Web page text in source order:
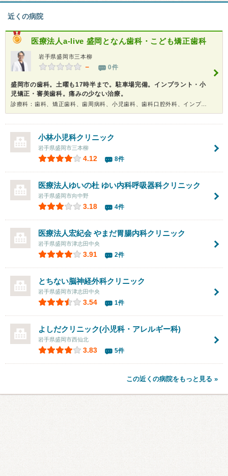
近くの病院
医療法人a-live 盛岡となん歯科・こども矯正歯科
岩手県盛岡市三本柳
－ 0件
盛岡市の歯科。土曜も17時半まで。駐車場完備。インプラント・小
児矯正・審美歯科。痛みの少ない治療。
診療科：歯科、矯正歯科、歯周病科、小児歯科、歯科口腔外科、インプラント、ホワイトニング
小林小児科クリニック
岩手県盛岡市三本柳
4.12 8件
医療法人ゆいの杜 ゆい内科呼吸器科クリニック
岩手県盛岡市向中野
3.18 4件
医療法人宏紀会やまだ胃腸内科クリニック
岩手県盛岡市津志田中央
3.91 2件
とちない脳神経外科クリニック
岩手県盛岡市津志田中央
3.54 1件
よしだクリニック(小児科・アレルギー科)
岩手県盛岡市西仙北
3.83 5件
この近くの病院をもっと見る »